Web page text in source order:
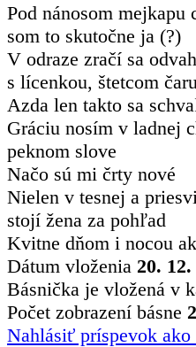
Pod nánosom mejkapu
som to skutočne ja (?)
V odraze zračí sa
s lícenkou, štetcom
Azda len takto sa
Gráciu nosím v ladnej
peknom slove
Načo sú mi črty nové
Nielen v tesnej a
stojí žena za pohľad
Kvitne dňom i nocou
Dátum vloženia 20.
Básnička je vložená v
Počet zobrazení básne
Nahlásiť príspevok ako